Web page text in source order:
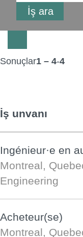
Sonuçlar1 – 4-4
İş unvanı
Ingénieur·e en
Montreal,
Engineering
Acheteur(se)
Montreal,